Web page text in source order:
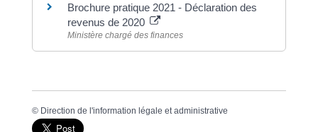
Brochure pratique 2021 - Déclaration des
revenus de 2020
Ministère chargé des finances
© Direction de l'information légale et administrative